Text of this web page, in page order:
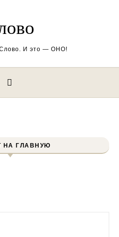
И это — ОНО!
НА ГЛАВНУЮ